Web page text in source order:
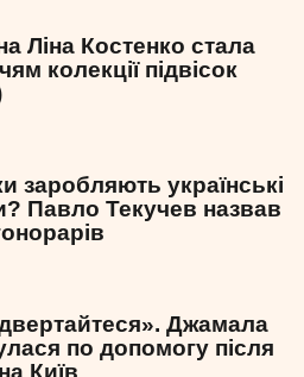
Ліна Костенко стала
колекції підвісок
заробляють українські
Павло Текучев назвав
Джамала
по допомогу після
Київ